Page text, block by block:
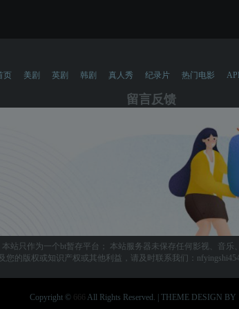
页 美剧 英剧 韩剧 真人秀 纪录片 热门电影
留言反馈
站只作为一个bt暂存平台； 本站服务器未保存任何影视、音
您的版权或知识产权或其他利益，请及时联系我们：
Copyright © All Rights Reserved. | THEME DESIGN BY